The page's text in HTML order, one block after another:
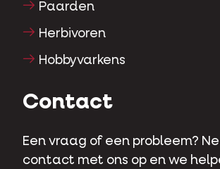
Paarden
Herbivoren
Hobbyvarkens
Contact
Een vraag of een probleem?
contact met ons op en we